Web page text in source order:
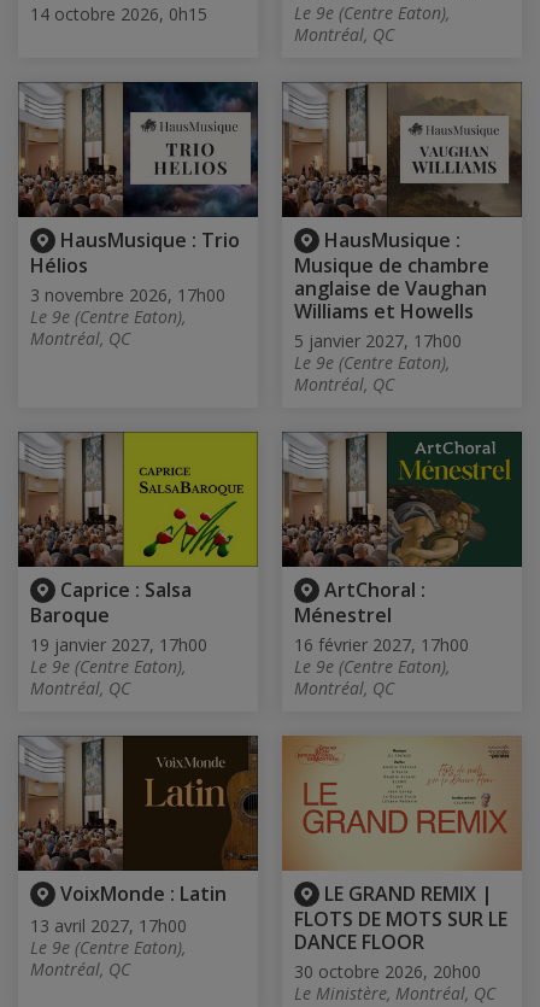
14 octobre 2026, 0h15
Le 9e (Centre Eaton),
Montréal, QC
HausMusique : Trio
Hélios
3 novembre 2026, 17h00
Le 9e (Centre Eaton),
Montréal, QC
HausMusique :
Musique de chambre
anglaise de Vaughan
Williams et Howells
5 janvier 2027, 17h00
Le 9e (Centre Eaton),
Montréal, QC
Caprice : Salsa
Baroque
19 janvier 2027, 17h00
Le 9e (Centre Eaton),
Montréal, QC
ArtChoral :
Ménestrel
16 février 2027, 17h00
Le 9e (Centre Eaton),
Montréal, QC
VoixMonde : Latin
13 avril 2027, 17h00
Le 9e (Centre Eaton),
Montréal, QC
LE GRAND REMIX |
FLOTS DE MOTS SUR LE
DANCE FLOOR
30 octobre 2026, 20h00
Le Ministère, Montréal, QC